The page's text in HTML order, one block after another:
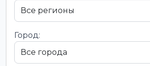
Город: